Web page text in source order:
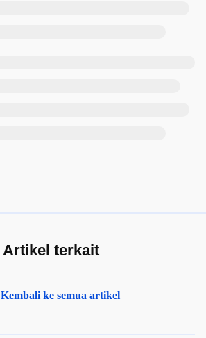
Artikel terkait
Kembali ke semua artikel